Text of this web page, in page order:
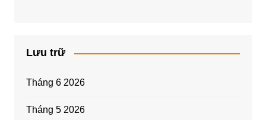
Lưu trữ
Tháng 6 2026
Tháng 5 2026